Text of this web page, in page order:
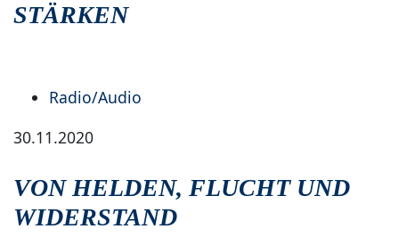
STÄRKEN
Radio/Audio
30.11.2020
VON HELDEN, FLUCHT UND
WIDERSTAND